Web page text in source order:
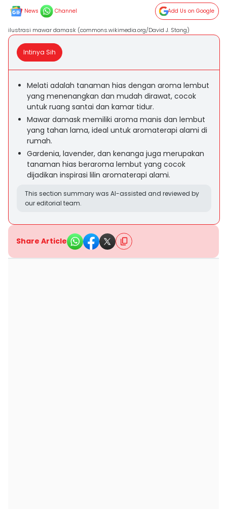
News Channel Add Us on Google
ilustrasi mawar damask (commons.wikimedia.org/David J. Stang)
Intinya Sih
Melati adalah tanaman hias dengan aroma lembut
yang menenangkan dan mudah dirawat, cocok
untuk ruang santai dan kamar tidur.
Mawar damask memiliki aroma manis dan lembut
yang tahan lama, ideal untuk aromaterapi alami di
rumah.
Gardenia, lavender, dan kenanga juga merupakan
tanaman hias beraroma lembut yang cocok
dijadikan inspirasi lilin aromaterapi alami.
This section summary was AI-assisted and reviewed by
our editorial team.
Share Article